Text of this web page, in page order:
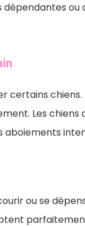
ou
certains
Les chiens
aboiements
ou se